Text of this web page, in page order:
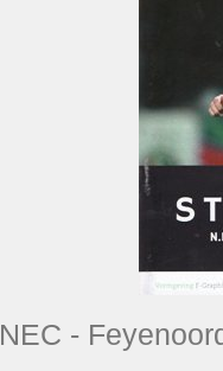
NEC -